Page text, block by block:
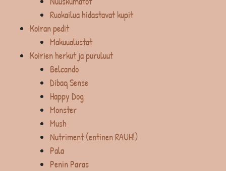
Ruokailua hidastavat kupit
Koiran pedit
Makuualustat
Koirien herkut ja puruluut
Belcando
Dibaq Sense
Happy Dog
Monster
Mush
Nutriment (entinen RAUH!)
Pala
Penin Paras